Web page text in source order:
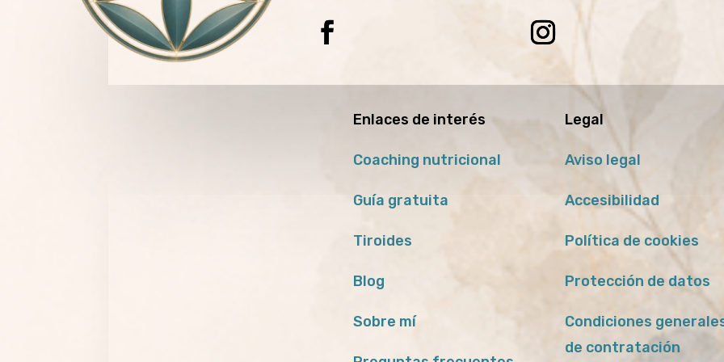
Enlaces de interés
Coaching nutricional
Guía gratuita
Tiroides
Blog
Sobre mí
Legal
Aviso legal
Accesibilidad
Política de cookies
Protección de datos
Condiciones
de contratación